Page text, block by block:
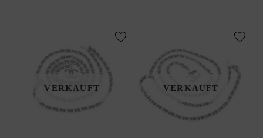
VERKAUFT VERKAUFT